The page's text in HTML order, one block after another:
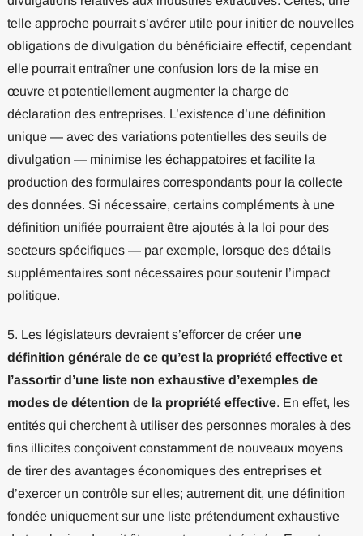
telle approche pourrait s’avérer utile pour initier de nouvelles
obligations de divulgation du bénéficiaire effectif, cependant
elle pourrait entraîner une confusion lors de la mise en
œuvre et potentiellement augmenter la charge de
déclaration des entreprises. L’existence d’une définition
unique — avec des variations potentielles des seuils de
divulgation — minimise les échappatoires et facilite la
production des formulaires correspondants pour la collecte
des données. Si nécessaire, certains compléments à une
définition unifiée pourraient être ajoutés à la loi pour des
secteurs spécifiques — par exemple, lorsque des détails
supplémentaires sont nécessaires pour soutenir l’impact
politique.
5. Les législateurs devraient s’efforcer de créer une
définition générale de ce qu’est la propriété effective et
l’assortir d’une liste non exhaustive d’exemples de
modes de détention de la propriété effective. En effet, les
entités qui cherchent à utiliser des personnes morales à des
fins illicites conçoivent constamment de nouveaux moyens
de tirer des avantages économiques des entreprises et
d’exercer un contrôle sur elles; autrement dit, une définition
fondée uniquement sur une liste prétendument exhaustive